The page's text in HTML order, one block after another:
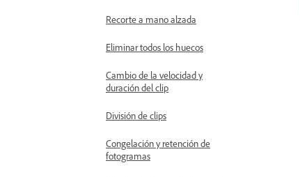
Recorte a mano alzada
Eliminar todos los huecos
Cambio de la velocidad y
duración del clip
División de clips
Congelación y retención de
fotogramas